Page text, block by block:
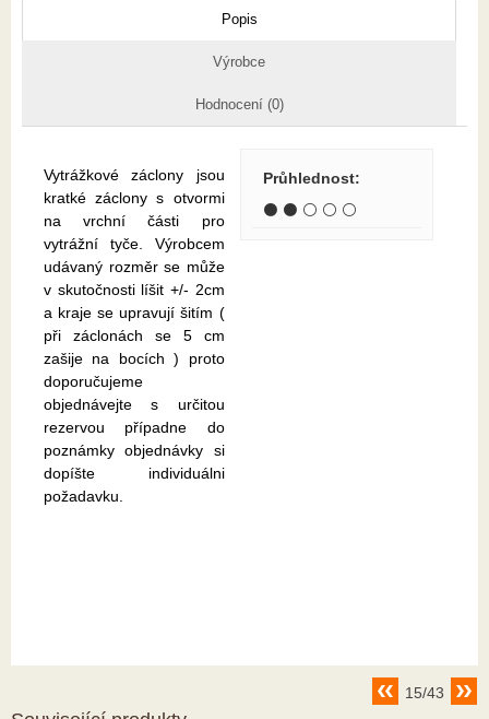
Popis
Výrobce
Hodnocení (0)
Vytrážkové záclony jsou
kratké záclony s otvormi
na vrchní části pro
vytrážní tyče. Výrobcem
udávaný rozměr se může
v skutočnosti líšit +/- 2cm
a kraje se upravují šitím (
při záclonách se 5 cm
zašije na bocích ) proto
doporučujeme
objednávejte s určitou
rezervou případne do
poznámky objednávky si
dopíšte individuálni
požadavku.
Průhlednost:
⚫ ⚫ ⚪ ⚪ ⚪
15/43